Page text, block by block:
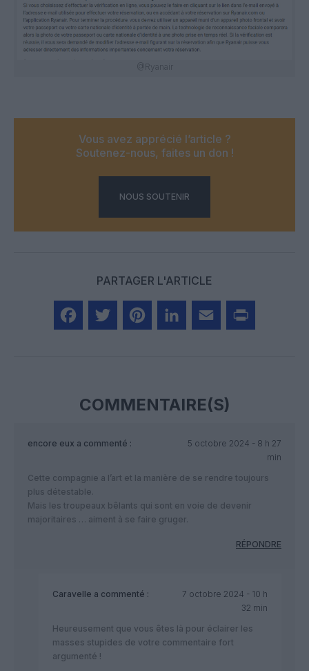
@Ryanair
Vous avez apprécié l’article ?
Soutenez-nous, faites un don !
NOUS SOUTENIR
PARTAGER L'ARTICLE
COMMENTAIRE(S)
encore eux a commenté :
5 octobre 2024 - 8 h 27
min
Cette compagnie a l’art et la manière de se rendre toujours
plus détestable.
Mais les troupeaux bêlants qui sont en voie de devenir
majoritaires … aiment à se faire gruger.
RÉPONDRE
Caravelle a commenté :
7 octobre 2024 - 10 h
32 min
Heureusement que vous êtes là pour éclairer les
masses stupides de votre commentaire fort
argumenté !